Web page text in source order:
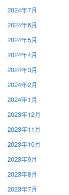
2024年7月
2024年6月
2024年5月
2024年4月
2024年3月
2024年2月
2024年1月
2023年12月
2023年11月
2023年10月
2023年9月
2023年8月
2023年7月